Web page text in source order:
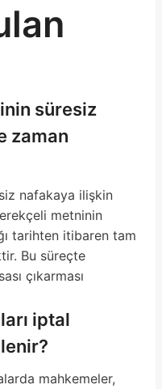
süresiz
zaman
nafakaya ilişkin
metninin
tarihten itibaren tam
Bu süreçte
çıkarması
iptal
mahkemeler,